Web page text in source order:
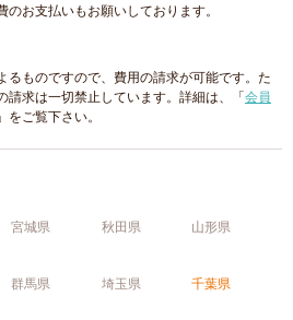
お支払いもお願いしております。
るものですので、費用の請求が可能です。た
請求は一切禁止しています。詳細は、「 会員
」をご覧下さい。
宮城県 秋田県
山形県
群馬県 埼玉県
千葉県